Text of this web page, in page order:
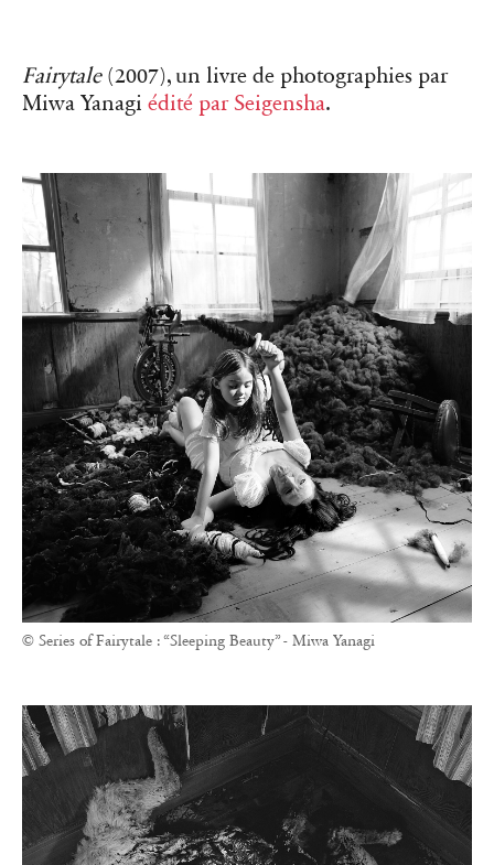
Fairytale(2007), un livre de photographies par
Miwa Yanagi édité par Seigensha.
© Series of Fairytale : “Sleeping Beauty” - Miwa Yanagi